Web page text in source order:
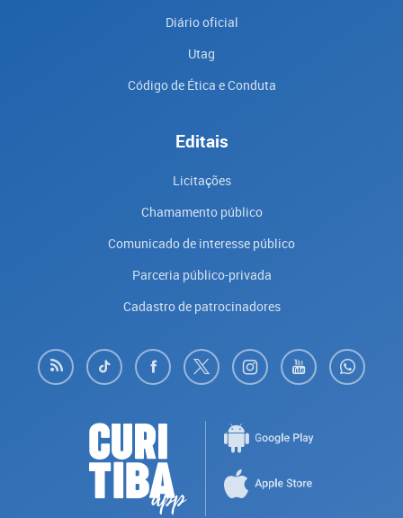
Diário oficial
Utag
Código de Ética e Conduta
Editais
Licitações
Chamamento público
Comunicado de interesse público
Parceria público-privada
Cadastro de patrocinadores